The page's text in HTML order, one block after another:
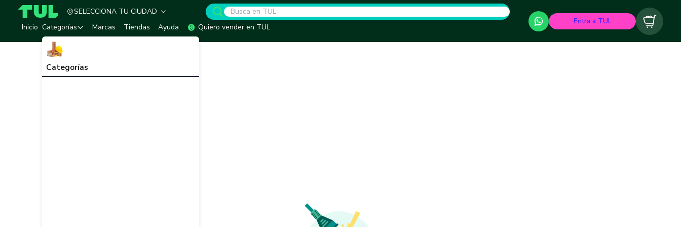
TUL - Tu Marketplace de Construcción
SELECCIONA TU CIUDAD
Inicio Categorías
Categorías
Marcas Tiendas Ayuda Quiero vender en TUL
Entra a TUL Carrito